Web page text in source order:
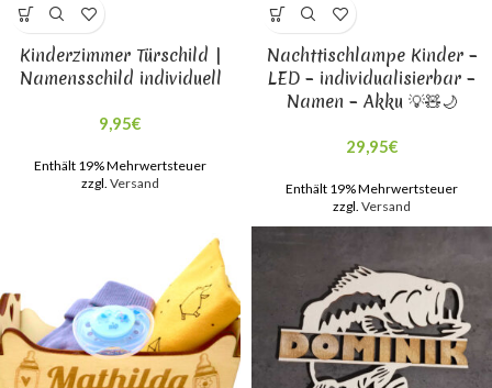
Kinderzimmer Türschild |
Namensschild individuell
9,95€
Enthält 19% Mehrwertsteuer
zzgl. Versand
Nachttischlampe Kinder –
LED – individualisierbar –
Namen – Akku 💡🧸🌙
29,95€
Enthält 19% Mehrwertsteuer
zzgl. Versand